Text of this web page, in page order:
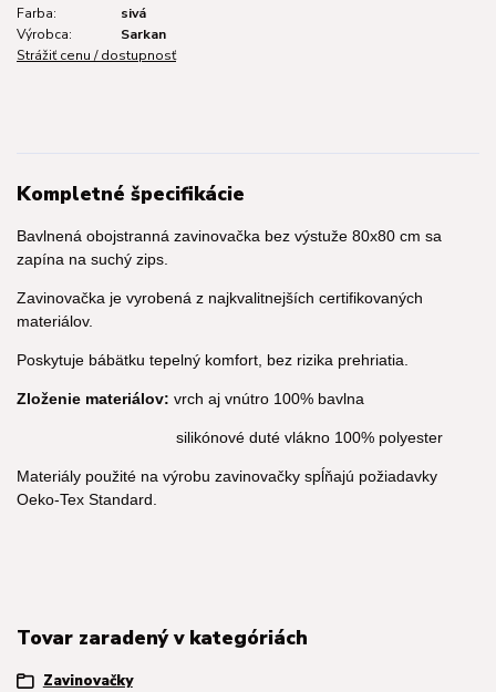
Farba:
sivá
Výrobca:
Sarkan
Strážiť cenu / dostupnosť
Kompletné špecifikácie
Bavlnená obojstranná zavinovačka bez výstuže 80x80 cm sa
zapína na suchý zips.
Zavinovačka je vyrobená z najkvalitnejších certifikovaných
materiálov.
Poskytuje bábätku tepelný komfort, bez rizika prehriatia.
Zloženie materiálov: vrch aj vnútro 100% bavlna
silikónové duté vlákno 100% polyester
Materiály použité na výrobu zavinovačky spĺňajú požiadavky
Oeko-Tex Standard.
Tovar zaradený v kategóriách
Zavinovačky